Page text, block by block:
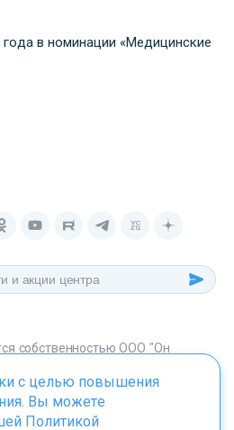
в номинации «Медицинские
собственностью ООО "Он
со статьей 1259 ГК. РФ.
с целью повышения
Вы можете
Политикой